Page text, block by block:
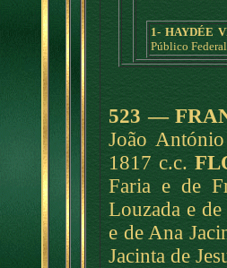
1- HAYDÉE
Público
523 —
João
1817 c.c.
Faria e de
Louzada e
e de Ana
Jacinta de